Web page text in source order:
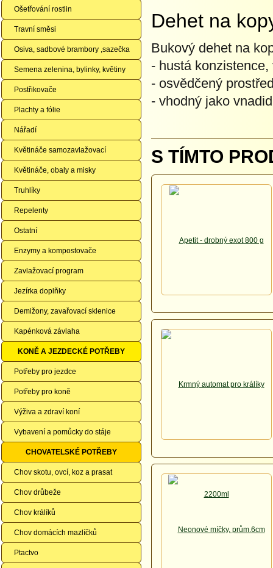
Ošetřování rostlin
Travní směsi
Osiva, sadbové brambory ,sazečka
Semena zelenina, bylinky, květiny
Postřikovače
Plachty a fólie
Nářadí
Květináče samozavlažovací
Květináče, obaly a misky
Truhlíky
Repelenty
Ostatní
Enzymy a kompostovače
Zavlažovací program
Jezírka doplňky
Demižony, zavařovací sklenice
Kapénková závlaha
KONĚ A JEZDECKÉ POTŘEBY
Potřeby pro jezdce
Potřeby pro koně
Výživa a zdraví koní
Vybavení a pomůcky do stáje
CHOVATELSKÉ POTŘEBY
Chov skotu, ovcí, koz a prasat
Chov drůbeže
Chov králíků
Chov domácích mazlíčků
Ptactvo
Dehet na
Bukový dehet na
- hustá
- osvědčený
- vhodný jako
S TÍMTO